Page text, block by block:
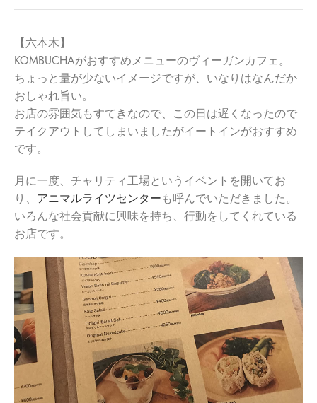
【六本木】
KOMBUCHAがおすすめメニューのヴィーガンカフェ。
ちょっと量が少ないイメージですが、いなりはなんだか
おしゃれ旨い。
お店の雰囲気もすてきなので、この日は遅くなったので
テイクアウトしてしまいましたがイートインがおすすめ
です。
月に一度、チャリティ工場というイベントを開いてお
り、 アニマルライツセンターも呼んでいただきました。
いろんな社会貢献に興味を持ち、行動をしてくれている
お店です。